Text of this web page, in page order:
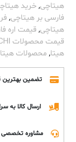
هیتاچی,خرید
فارسی بر هیتاچی,
هیتاچی, قیمت اره
قیمت محصولات HITACHI
هیتا, محصولات
تضمین بهترین
ارسال کالا به
مشاوره تخصصی